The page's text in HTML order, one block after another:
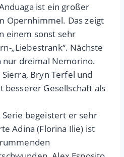
ist ein großer
Opernhimmel. Das zeigt
einem sonst sehr
„Liebestrank“. Nächste
nur dreimal Nemorino.
Bryn Terfel und
besserer Gesellschaft als
begeistert er sehr
Adina (Florina Ilie) ist